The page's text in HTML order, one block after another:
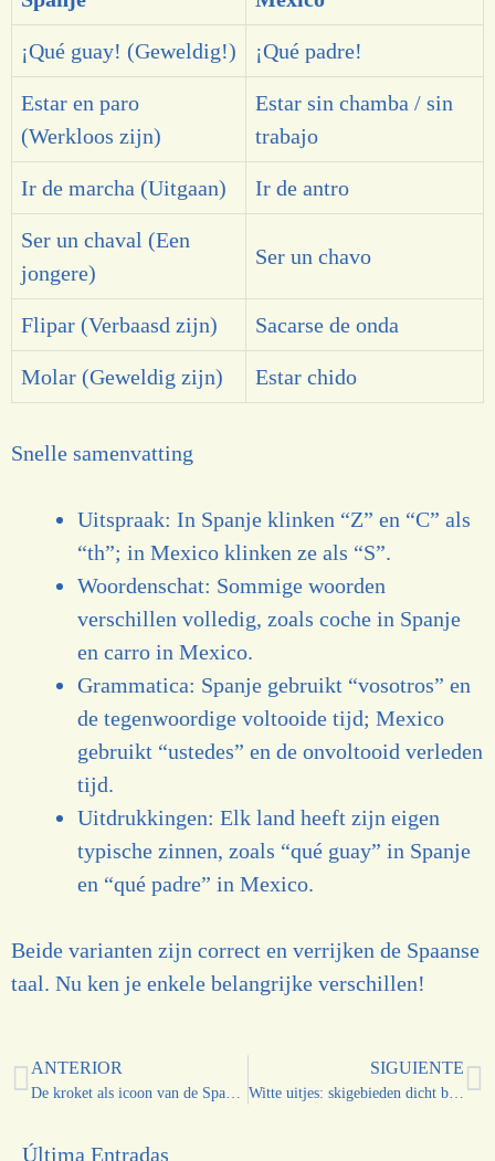
¡Qué guay! (Geweldig!) ¡Qué padre!
Estar en paro
(Werkloos zijn)
Estar sin chamba / sin
trabajo
Ir de marcha (Uitgaan) Ir de antro
Ser un chaval (Een
jongere)
Ser un chavo
Flipar (Verbaasd zijn) Sacarse de onda
Molar (Geweldig zijn) Estar chido
Snelle samenvatting
Uitspraak: In Spanje klinken “Z” en “C” als
“th”; in Mexico klinken ze als “S”.
Woordenschat: Sommige woorden
verschillen volledig, zoals coche in Spanje
en carro in Mexico.
Grammatica: Spanje gebruikt “vosotros” en
de tegenwoordige voltooide tijd; Mexico
gebruikt “ustedes” en de onvoltooid verleden
tijd.
Uitdrukkingen: Elk land heeft zijn eigen
typische zinnen, zoals “qué guay” in Spanje
en “qué padre” in Mexico.
Beide varianten zijn correct en verrijken de Spaanse
taal. Nu ken je enkele belangrijke verschillen!
ANTERIOR
De kroket als icoon van de Spaanse gastronomie
SIGUIENTE
Witte uitjes: skigebieden dicht bij Madrid en dicht bij Málaga
Última Entradas